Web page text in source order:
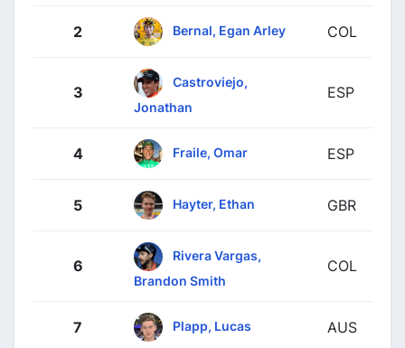
2 Bernal, Egan Arley COL
3
Castroviejo,
Jonathan
ESP
4 Fraile, Omar ESP
5 Hayter, Ethan GBR
6
Rivera Vargas,
Brandon Smith
COL
7 Plapp, Lucas AUS